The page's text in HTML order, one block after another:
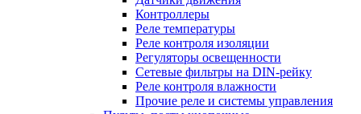
Контроллеры
Реле температуры
Реле контроля изоляции
Регуляторы освещенности
Сетевые фильтры на DIN-рейку
Реле контроля влажности
Прочие реле и системы управления